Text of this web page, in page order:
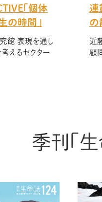
「個体
の時間」
館 表現を通し
えるセクター
連
の
近
顧
季刊「